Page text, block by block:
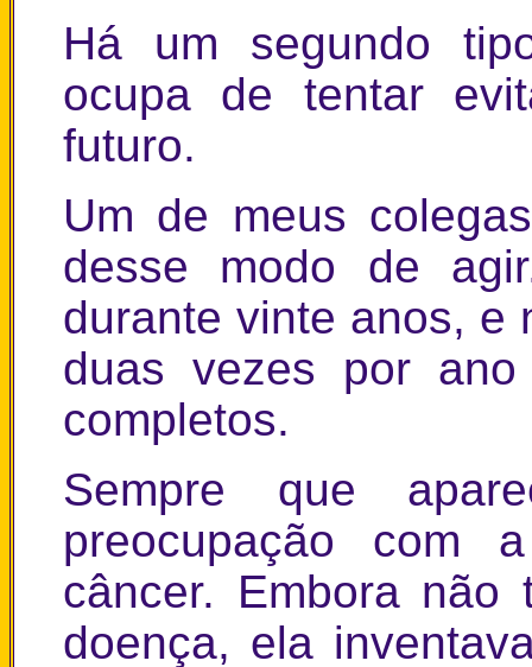
Há um segundo
ocupa de tentar
futuro.
Um de meus
desse modo de
durante vinte anos, e
duas vezes por
completos.
Sempre que
preocupação com
câncer. Embora não
doença, ela